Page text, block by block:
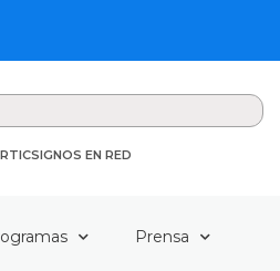
SIGNOS EN RED
Prensa